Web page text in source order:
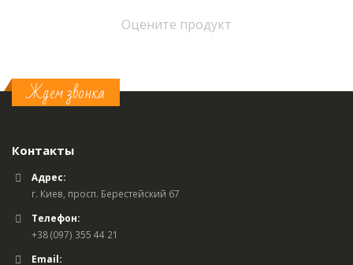
Оцените продукт
Ждем звонка
Контакты
Адрес:
г. Киев, просп. Берестейский 67
Телефон:
+38 (097) 355 44 21
Email: